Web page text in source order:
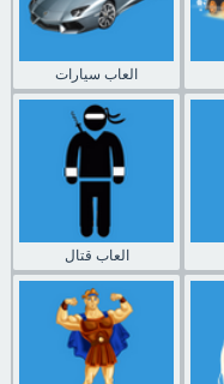
العاب سيارات
العاب قتال